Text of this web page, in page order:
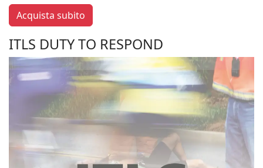
Acquista subito
ITLS DUTY TO RESPOND